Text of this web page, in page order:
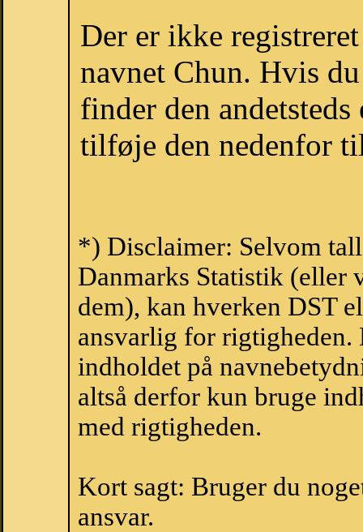
Der er ikke
navnet Chun. Hvis
finder den
tilføje den nedenfor
*) Disclaimer: Selvom
Danmarks Statistik (eller
dem), kan hverken DST
ansvarlig for
indholdet på
altså derfor kun bruge
med rigtigheden.
Kort sagt: Bruger du
ansvar.